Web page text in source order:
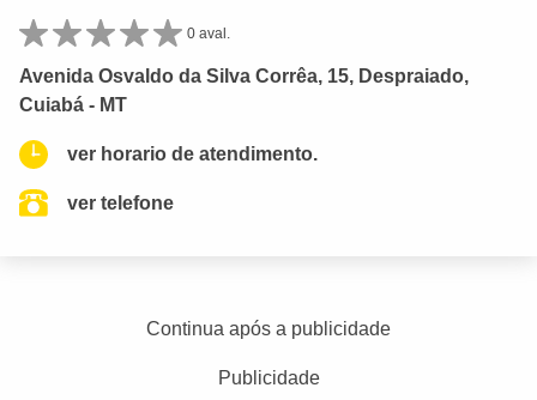
0 aval.
Avenida Osvaldo da Silva Corrêa, 15, Despraiado,
Cuiabá - MT
ver horario de atendimento.
ver telefone
Continua após a publicidade
Publicidade